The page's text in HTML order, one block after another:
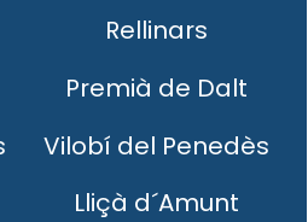
Rellinars
Premià de Dalt
Vilobí del Penedès
Lliçà d´Amunt